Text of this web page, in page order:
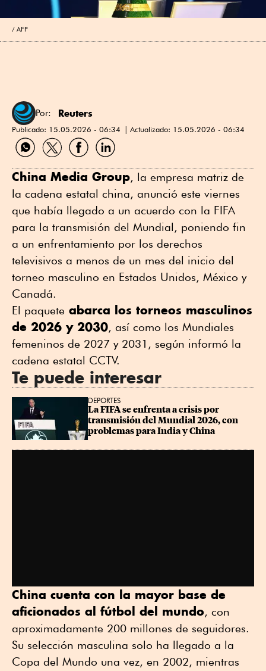
AFP
Por: Reuters
Publicado: 15.05.2026 - 06:34 Actualizado: 15.05.2026 - 06:34
Compartir
por
Compartir
por
Compartir
por
Compartir
por
China Media ⁠Group, la empresa matriz de
la cadena estatal china, ⁠anunció este viernes
que había llegado a un acuerdo con la FIFA
para la transmisión del Mundial, poniendo fin
a ⁠un enfrentamiento por los derechos
televisivos ⁠a menos de un mes del inicio del
torneo masculino en Estados Unidos, México y
Canadá.
El paquete abarca los torneos masculinos
de 2026 y 2030, así como los Mundiales
femeninos de 2027 y 2031, según informó la
cadena estatal CCTV.
Te puede interesar
DEPORTES
La FIFA se enfrenta a crisis por
transmisión del Mundial 2026, con
problemas para India y China
China cuenta con la mayor base de
aficionados al fútbol del mundo, con
aproximadamente 200 millones de seguidores.
Su selección masculina solo ha llegado a la
Copa del Mundo una vez, en 2002, mientras